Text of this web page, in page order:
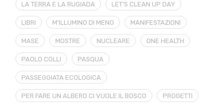
LA TERRA E LA RUGIADA LET'S CLEAN UP DAY
LIBRI M'ILLUMINO DI MENO MANIFESTAZIONI
MASE MOSTRE NUCLEARE ONE HEALTH
PAOLO COLLI PASQUA
PASSEGGIATA ECOLOGICA
PER FARE UN ALBERO CI VUOLE IL BOSCO PROGETTI